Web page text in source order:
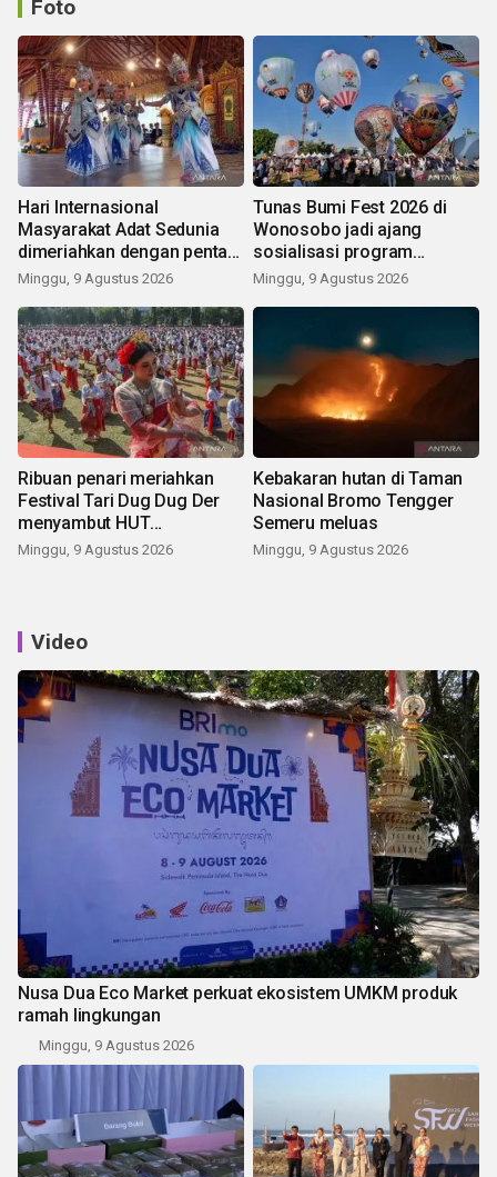
Foto
Hari Internasional
Masyarakat Adat Sedunia
dimeriahkan dengan pentas
seni budaya Bali
Minggu, 9 Agustus 2026
Tunas Bumi Fest 2026 di
Wonosobo jadi ajang
sosialisasi program
pemerintah lewat balon
Minggu, 9 Agustus 2026
Ribuan penari meriahkan
Festival Tari Dug Dug Der
menyambut HUT
Kemerdekaan
Minggu, 9 Agustus 2026
Kebakaran hutan di Taman
Nasional Bromo Tengger
Semeru meluas
Minggu, 9 Agustus 2026
Video
Nusa Dua Eco Market perkuat ekosistem UMKM produk
ramah lingkungan
Minggu, 9 Agustus 2026